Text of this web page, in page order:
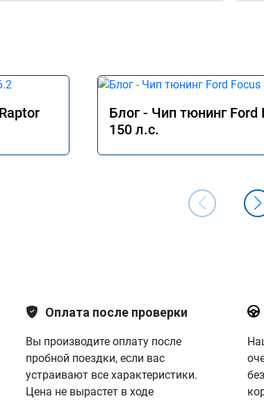
Блог - Чип тюнинг Ford
150 л.с.
Оплата после проверки
Вы производите оплату после
пробной поездки, если вас
устраивают все характеристики.
Цена не вырастет в ходе